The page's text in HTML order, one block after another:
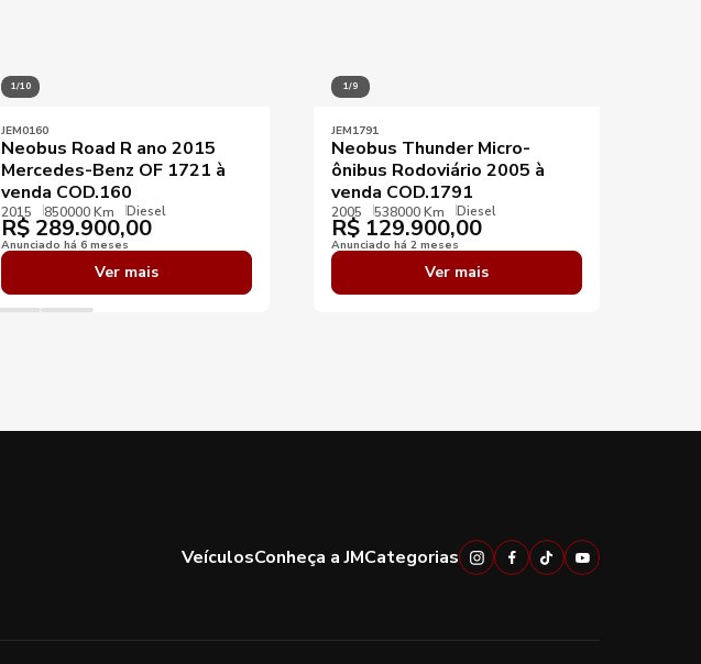
1/10
JEM0160
Neobus Road R ano 2015
Mercedes-Benz OF 1721 à
venda COD.160
2015 850000 Km Diesel
R$ 289.900,00
Anunciado há 6 meses
Ver mais
1/9
JEM1791
Neobus Thunder Micro-
ônibus Rodoviário 2005 à
venda COD.1791
2005 538000 Km Diesel
R$ 129.900,00
Anunciado há 2 meses
Ver mais
VeículosConheça a JMCategorias